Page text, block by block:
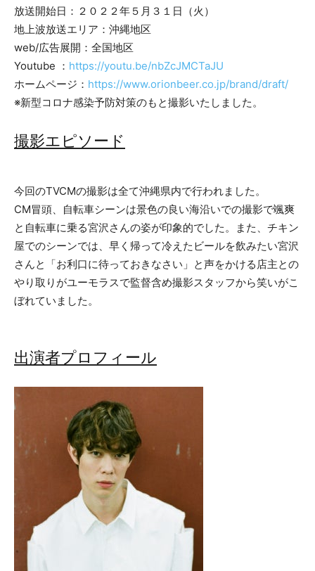
放送開始日：２０２２年５月３１日（火）
地上波放送エリア：沖縄地区
web/広告展開：全国地区
Youtube ： https://youtu.be/nbZcJMCTaJU
ホームページ： https://www.orionbeer.co.jp/brand/draft/
※新型コロナ感染予防対策のもと撮影いたしました。
撮影エピソード
今回のTVCMの撮影は全て沖縄県内で行われました。
CM冒頭、自転車シーンは景色の良い海沿いでの撮影で颯爽
と自転車に乗る宮沢さんの姿が印象的でした。また、チキン
屋でのシーンでは、早く帰って冷えたビールを飲みたい宮沢
さんと「お利口に待っておきなさい」と声をかける店主との
やり取りがユーモラスで監督含め撮影スタッフから笑いがこ
ぼれていました。
出演者プロフィール